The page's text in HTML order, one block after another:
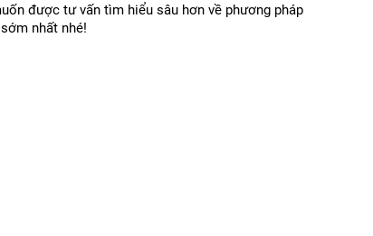
được tư vấn tìm hiểu sâu hơn về phương pháp
nhất nhé!